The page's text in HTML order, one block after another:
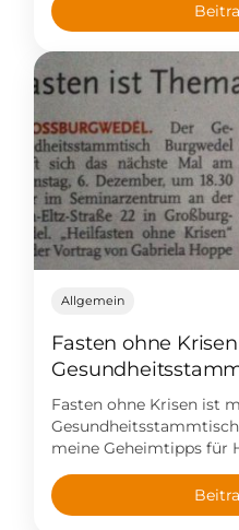
Allgemein
Fasten ohne
Fasten ohne Krisen ist
meine Geheimtipps für